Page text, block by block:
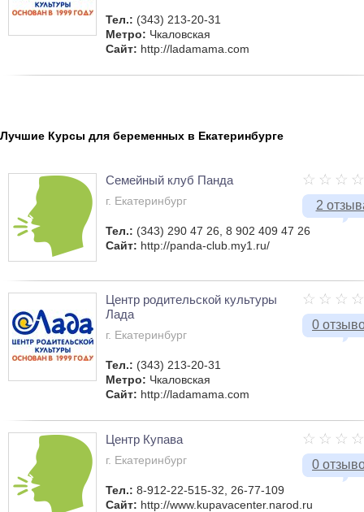
Тел.: (343) 213-20-31
Метро: Чкаловская
Сайт: http://ladamama.com
Лучшие Курсы для беременных в Екатеринбурге
2
Семейный клуб Панда
г. Екатеринбург
Тел.: (343) 290 47 26, 8 902 409 47 26
Сайт: http://panda-club.my1.ru/
0
Центр родительской культуры
Лада
г. Екатеринбург
Тел.: (343) 213-20-31
Метро: Чкаловская
Сайт: http://ladamama.com
0
Центр Купава
г. Екатеринбург
Тел.: 8-912-22-515-32, 26-77-109
Сайт: http://www.kupavacenter.narod.ru